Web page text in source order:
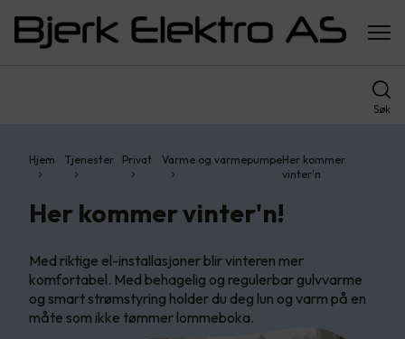
Søk
Hjem Tjenester Privat Varme og varmepumpeHer kommer
vinter'n
Her kommer vinter'n!
Med riktige el-installasjoner blir vinteren mer
komfortabel. Med behagelig og regulerbar gulvvarme
og smart strømstyring holder du deg lun og varm på en
måte som ikke tømmer lommeboka.